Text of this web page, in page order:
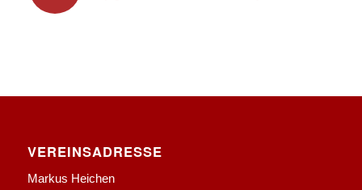
VEREINSADRESSE
Markus Heichen